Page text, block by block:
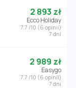
2 893 zł
Ecco Holiday
7.7 /10 (6 opinii)
7 dni
2 989 zł
Easygo
7.7 /10 (6 opinii)
7 dni